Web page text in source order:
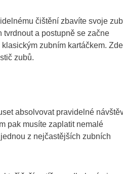
čištění zbavíte svoje
a postupně se začne
zubním kartáčkem. Zde
zubů.
absolvovat pravidelné
pak musíte zaplatit nemalé
z nejčastějších zubních